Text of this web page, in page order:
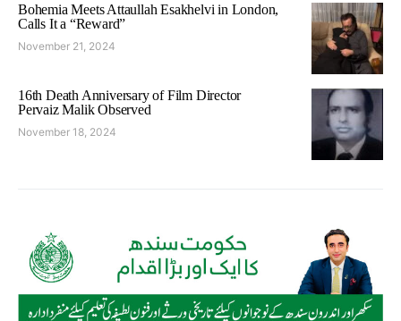
Bohemia Meets Attaullah Esakhelvi in London,
Calls It a “Reward”
November 21, 2024
16th Death Anniversary of Film Director
Pervaiz Malik Observed
November 18, 2024